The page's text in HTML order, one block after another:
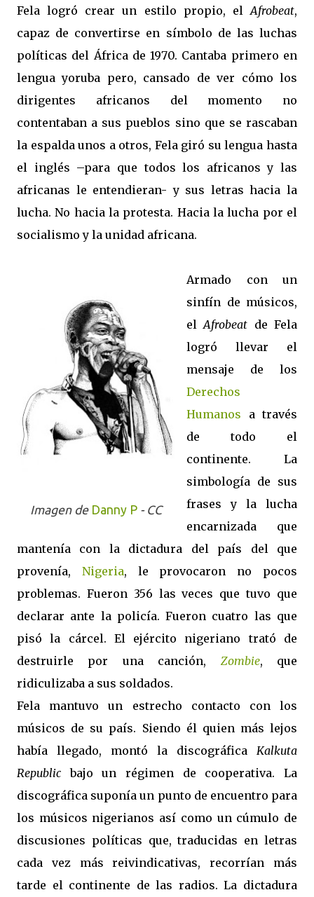
Fela logró crear un estilo propio, elAfrobeat,
capaz de convertirse en símbolo de las luchas
políticas del África de 1970. Cantaba primero en
lengua yoruba pero, cansado de ver cómo los
dirigentes africanos del momento no
contentaban a sus pueblos sino que se rascaban
la espalda unos a otros, Fela giró su lengua hasta
el inglés –para que todos los africanos y las
africanas le entendieran- y sus letras hacia la
lucha. No hacia la protesta. Hacia la lucha por el
socialismo y la unidad africana.
Imagen de Danny P - CC
Armado con un
sinfín de músicos,
elAfrobeat de Fela
logró llevar el
mensaje de los
Derechos
Humanos a través
de todo el
continente. La
simbología de sus
frases y la lucha
encarnizada que
mantenía con la dictadura del país del que
provenía, Nigeria, le provocaron no pocos
problemas. Fueron 356 las veces que tuvo que
declarar ante la policía. Fueron cuatro las que
pisó la cárcel. El ejército nigeriano trató de
destruirle por una canción, Zombie, que
ridiculizaba a sus soldados.
Fela mantuvo un estrecho contacto con los
músicos de su país. Siendo él quien más lejos
había llegado, montó la discográfica Kalkuta
Republic bajo un régimen de cooperativa. La
discográfica suponía un punto de encuentro para
los músicos nigerianos así como un cúmulo de
discusiones políticas que, traducidas en letras
cada vez más reivindicativas, recorrían más
tarde el continente de las radios. La dictadura